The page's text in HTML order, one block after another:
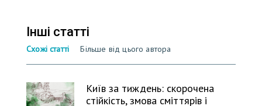
Інші статті
Схожі статті Більше від цього автора
Київ за тиждень: скорочена
стійкість, змова сміттярів і